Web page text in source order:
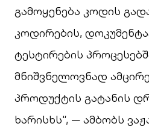
გამოყენება კოდის
კოდირების,
ტესტირების
მნიშვნელოვნად
პროდუქტის გატანის
ხარისხს“, — ამბობს